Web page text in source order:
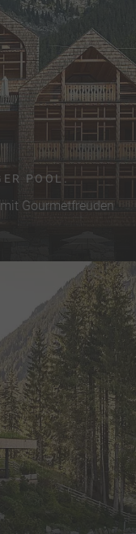
POOL.
Gourmetfreuden